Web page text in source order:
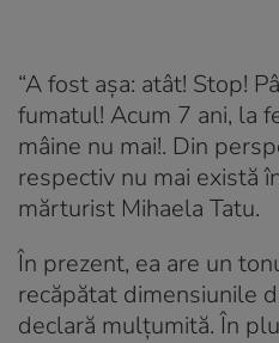
“A fost așa: atât! Stop!
fumatul! Acum 7 ani, la
mâine nu mai!. Din
respectiv nu mai există
mărturist Mihaela Tatu.
În prezent, ea are un
recăpătat dimensiunile
declară mulțumită. În